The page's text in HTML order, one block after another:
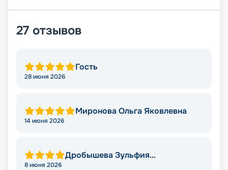
27 отзывов
Гость
28 июня 2026
Миронова Ольга Яковлевна
14 июня 2026
Дробышева Зульфия
8 июня 2026